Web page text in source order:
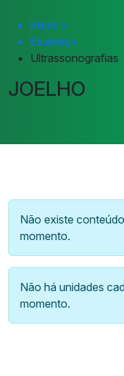
Início >
Exames>
Ultrassonografias
JOELHO
Não existe
momento.
Não há unidades
momento.